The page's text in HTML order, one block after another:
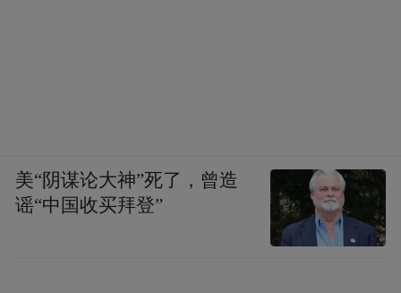
美“阴谋论大神”死了，曾造
谣“中国收买拜登”